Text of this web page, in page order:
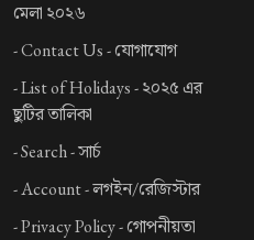
মেলা ২০২৬
-Contact Us -যোগাযোগ
-List of Holidays -২০২৫ এর
ছুটির তালিকা
-Search -সার্চ
-Account -লগইন/রেজিস্টার
-Privacy Policy -গোপনীয়তা